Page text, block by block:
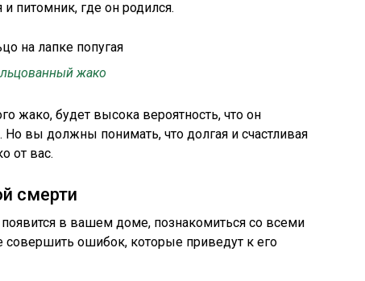
питомник, где он родился.
жако
жако, будет высока вероятность, что он
вы должны понимать, что долгая и счастливая
от вас.
смерти
в вашем доме, познакомиться со всеми
совершить ошибок, которые приведут к его